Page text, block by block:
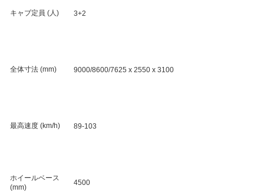
キャブ定員 (人) 3+2
全体寸法 (mm) 9000/8600/7625 x 2550 x 3100
最高速度 (km/h) 89-103
ホイールベース
(mm)
4500